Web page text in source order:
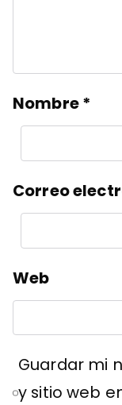
Nombre*
Correo
Web
Guardar mi
y sitio web